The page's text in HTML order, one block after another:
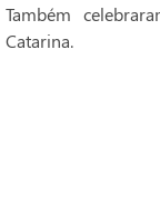
Também
Catarina.